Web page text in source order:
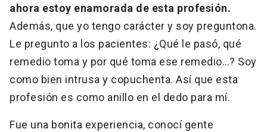
ahora estoy enamorada de esta profesión.
Además, que yo tengo carácter y soy preguntona.
Le pregunto a los pacientes: ¿Qué le pasó, qué
remedio toma y por qué toma ese remedio…? Soy
como bien intrusa y copuchenta. Así que esta
profesión es como anillo en el dedo para mí.
Fue una bonita experiencia, conocí gente